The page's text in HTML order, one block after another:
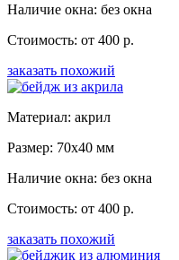
Наличие окна: без окна
Стоимость: от 400 р.
заказать похожий
Материал: акрил
Размер: 70x40 мм
Наличие окна: без окна
Стоимость: от 400 р.
заказать похожий